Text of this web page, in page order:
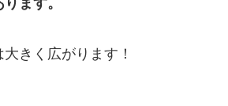
きく広がります！